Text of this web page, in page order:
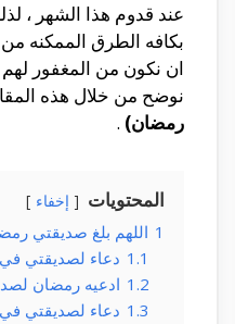
عند قدوم هذا الشهر ،
بكافه الطرق الممكنه
ان نكون من المغفور
نوضح من خلال هذه
رمضان) .
المحتويات إخفاء
1 اللهم بلغ صديقتي
1.1 دعاء لصديقتي
1.2 ادعيه رمضان
1.3 دعاء لصديقتي